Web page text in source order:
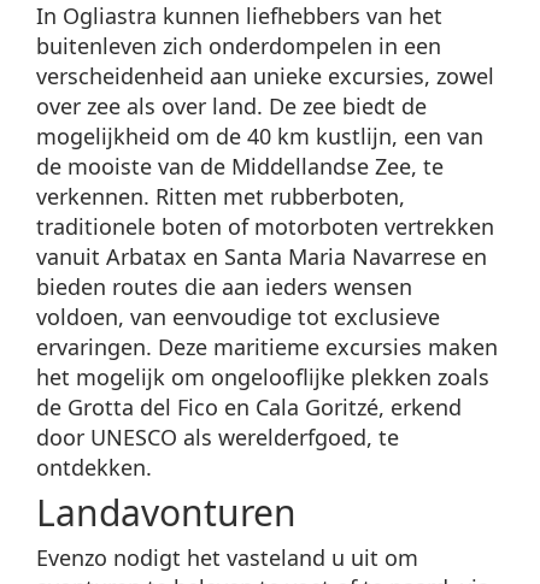
In Ogliastra kunnen liefhebbers van het
buitenleven zich onderdompelen in een
verscheidenheid aan unieke excursies, zowel
over zee als over land. De zee biedt de
mogelijkheid om de 40 km kustlijn, een van
de mooiste van de Middellandse Zee, te
verkennen. Ritten met rubberboten,
traditionele boten of motorboten vertrekken
vanuit Arbatax en Santa Maria Navarrese en
bieden routes die aan ieders wensen
voldoen, van eenvoudige tot exclusieve
ervaringen. Deze maritieme excursies maken
het mogelijk om ongelooflijke plekken zoals
de Grotta del Fico en Cala Goritzé, erkend
door UNESCO als werelderfgoed, te
ontdekken.
Landavonturen
Evenzo nodigt het vasteland u uit om